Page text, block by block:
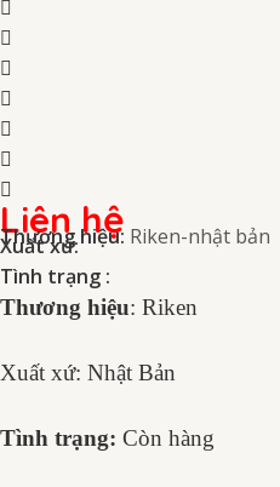
Liên hệ
Thương hiệu: Riken-nhật bản
Xuất xứ:
Tình trạng :
Thương hiệu: Riken
Xuất xứ: Nhật Bản
Tình trạng: Còn hàng